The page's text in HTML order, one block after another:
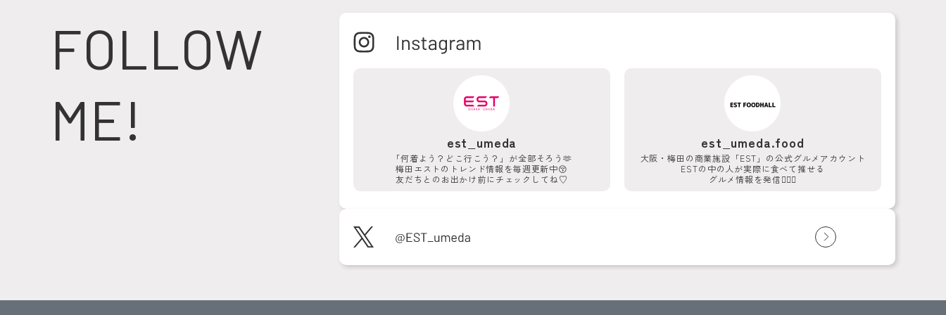
FOLLOW
ME!
est_umeda
「何着よう？どこ行こう？」が全部そろう🫶
梅田エストのトレンド情報を毎週更新中😚
友だちとのお出かけ前にチェックしてね♡
est_umeda.food
大阪・梅田の商業施設「EST」の公式グルメアカウント
ESTの中の人が実際に食べて推せる
グルメ情報を発信💁‍♀️✨